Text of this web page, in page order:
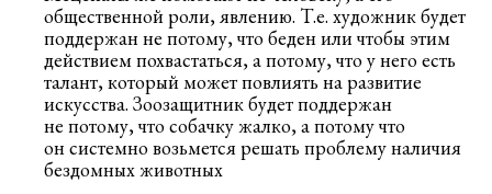
общественной роли, явлению. Т.е. художник будет
поддержан не потому, что беден или чтобы этим
действием похвастаться, а потому, что у него есть
талант, который может повлиять на развитие
искусства. Зоозащитник будет поддержан
не потому, что собачку жалко, а потому что
он системно возьмется решать проблему наличия
бездомных животных